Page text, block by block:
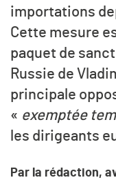
importations
Cette mesure
paquet de
Russie de
principale
« exemptée
les dirigeants
Par la rédaction,